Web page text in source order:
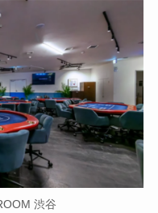
渋谷